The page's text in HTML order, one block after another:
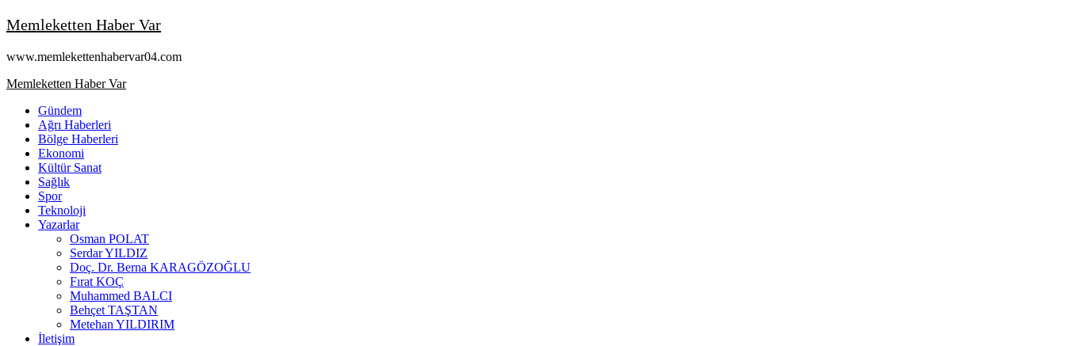
Skip
to
Memleketten Haber Var
www.memlekettenhabervar04.com
Primary
Memleketten Haber Var
Gündem
Ağrı Haberleri
Bölge Haberleri
Ekonomi
Kültür Sanat
Sağlık
Spor
Teknoloji
Yazarlar
Osman POLAT
Serdar YILDIZ
Doç. Dr. Berna KARAGÖZOĞLU
Fırat KOÇ
Muhammed BALCI
Behçet TAŞTAN
Metehan YILDIRIM
İletişim